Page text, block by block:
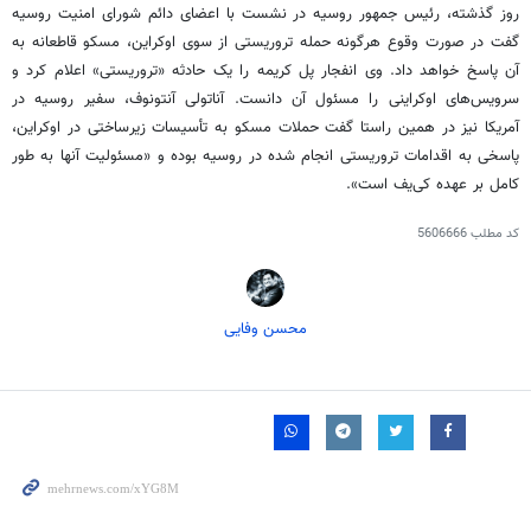
روز گذشته، رئیس جمهور روسیه در نشست با اعضای دائم شورای امنیت روسیه
گفت در صورت وقوع هرگونه حمله تروریستی از سوی اوکراین، مسکو قاطعانه به
آن پاسخ خواهد داد. وی انفجار پل کریمه را یک حادثه «تروریستی» اعلام کرد و
سرویس‌های اوکراینی را مسئول آن دانست. آناتولی آنتونوف، سفیر روسیه در
آمریکا نیز در همین راستا گفت حملات مسکو به تأسیسات زیرساختی در اوکراین،
پاسخی به اقدامات تروریستی انجام شده در روسیه بوده و «مسئولیت آنها به طور
کامل بر عهده کی‌یف است».
کد مطلب5606666
محسن وفایی